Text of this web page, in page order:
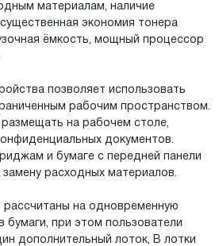
материалам, наличие
экономия тонера
ёмкость, мощный процессор
позволяет использовать
рабочим пространством.
на рабочем столе,
документов.
и бумаге с передней панели
расходных материалов.
рассчитаны на одновременную
бумаги, при этом пользователи
дополнительный лоток, В лотки